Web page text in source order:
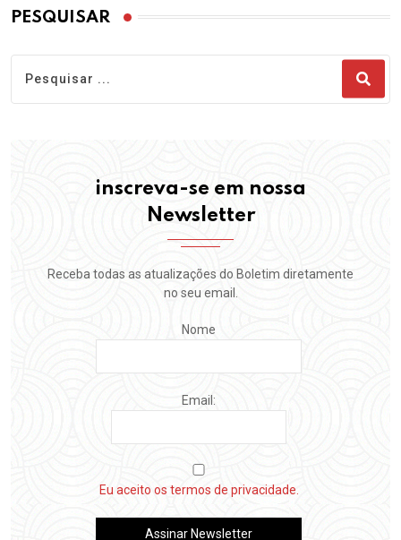
PESQUISAR
inscreva-se em nossa
Newsletter
Receba todas as atualizações do Boletim diretamente
no seu email.
Nome
Email:
Eu aceito os termos de privacidade.